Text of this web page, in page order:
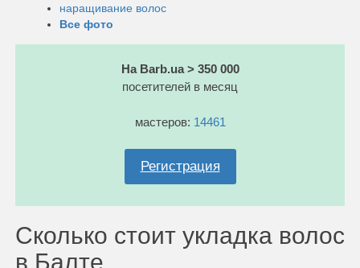
наращивание волос
Все фото
На Barb.ua > 350 000
посетителей в месяц
мастеров: 14461
Регистрация
Сколько стоит укладка волос
в Балте